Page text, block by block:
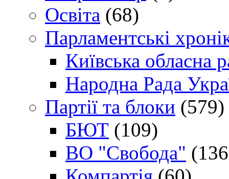
Освіта (68)
Парламентські
Київська обласна
Народна Рада
Партії та блоки (579)
БЮТ (109)
ВО "Свобода"